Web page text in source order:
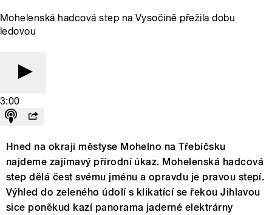
Mohelenská hadcová step na Vysočině přežila dobu
ledovou
3:00
Hned na okraji městyse Mohelno na Třebíčsku
najdeme zajímavý přírodní úkaz. Mohelenská hadcová
step dělá čest svému jménu a opravdu je pravou stepí.
Výhled do zeleného údolí s klikatící se řekou Jihlavou
sice poněkud kazí panorama jaderné elektrárny